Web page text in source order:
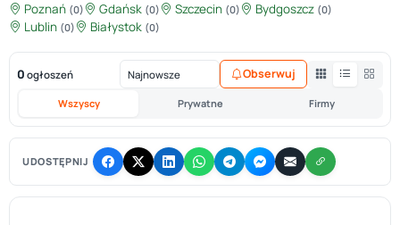
Poznań (0) Gdańsk (0) Szczecin (0) Bydgoszcz (0)
Lublin (0) Białystok (0)
0 ogłoszeń
Wszyscy Prywatne Firmy
Obserwuj
UDOSTĘPNIJ